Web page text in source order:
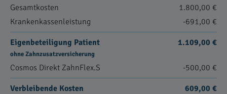
Gesamtkosten
1.800,00 €
Krankenkassenleistung
-691,00 €
Eigenbeteiligung Patient
ohne Zahnzusatzversicherung
1.109,00 €
Cosmos Direkt ZahnFlex.S -500,00 €
Verbleibende Kosten 609,00 €